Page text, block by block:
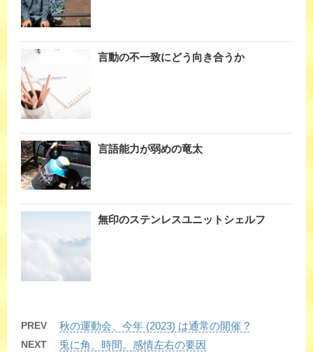
言動の不一致にどう向き合うか
言語能力が弱めの竜太
無印のステンレスユニットシェルフ
PREV 秋の運動会、今年 (2023) は通常の開催 ?
NEXT 兎に角、時間。感情左右の要因